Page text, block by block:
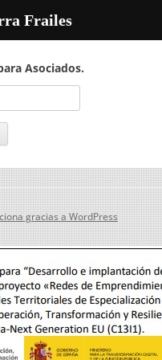
Asociados.
gracias a WordPress
Frailes